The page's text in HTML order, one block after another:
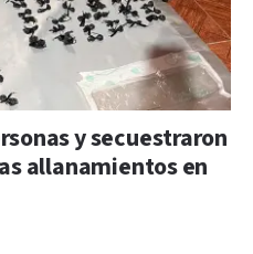
y secuestraron
allanamientos en